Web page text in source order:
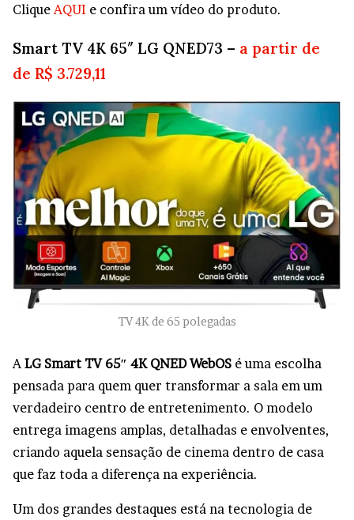
Clique AQUI e confira um vídeo do produto.
Smart TV 4K 65″ LG QNED73 – a partir de
de R$ 3.729,11
TV 4K de 65 polegadas
A LG Smart TV 65″ 4K QNED WebOS é uma escolha
pensada para quem quer transformar a sala em um
verdadeiro centro de entretenimento. O modelo
entrega imagens amplas, detalhadas e envolventes,
criando aquela sensação de cinema dentro de casa
que faz toda a diferença na experiência.
Um dos grandes destaques está na tecnologia de